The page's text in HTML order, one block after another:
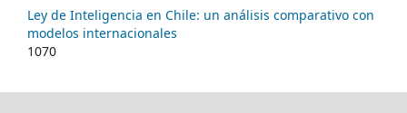
Ley de Inteligencia en Chile: un análisis comparativo con
modelos internacionales
1070